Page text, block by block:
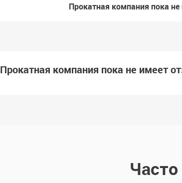
Прокатная компания пока
Прокатная компания пока не имеет